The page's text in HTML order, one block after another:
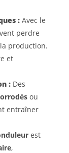
: Avec le
perdre
production.
et
: Des
ou
entraîner
est
,